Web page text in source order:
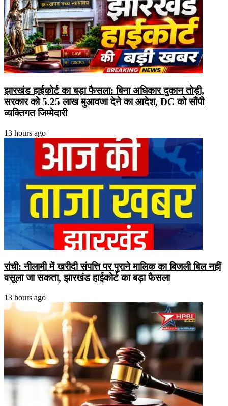
झारखंड हाईकोर्ट का बड़ा फैसला: बिना अधिकार दुकान तोड़ी,
सरकार को 5.25 लाख मुआवजा देने का आदेश, DC को सौंपी
व्यक्तिगत जिम्मेदारी
13 hours ago
रांची: नीलामी में खरीदी संपत्ति पर पुराने मालिक का बिजली बिल नहीं
वसूला जा सकता, झारखंड हाईकोर्ट का बड़ा फैसला
13 hours ago